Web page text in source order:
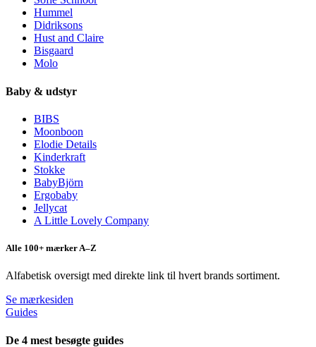
Hummel
Didriksons
Hust and Claire
Bisgaard
Molo
Baby & udstyr
BIBS
Moonboon
Elodie Details
Kinderkraft
Stokke
BabyBjörn
Ergobaby
Jellycat
A Little Lovely Company
Alle 100+ mærker A–Z
Alfabetisk oversigt med direkte link til hvert brands sortiment.
Se mærkesiden
Guides
De 4 mest besøgte guides